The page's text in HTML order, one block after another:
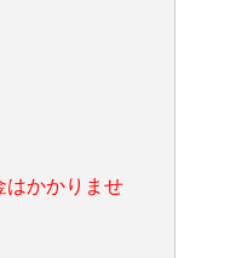
かかりませ